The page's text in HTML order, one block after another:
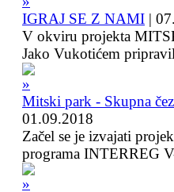
IGRAJ SE Z NAMI |
V okviru projekta
Jako Vukotićem
Mitski park - Skupna
01.09.2018
Začel se je izvajati
programa INTERREG